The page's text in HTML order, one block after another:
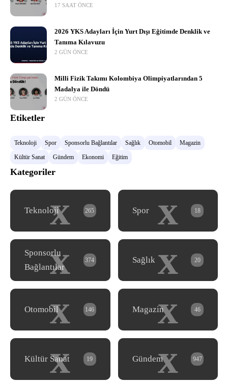
17 SAAT ÖNCE
2026 YKS Adayları İçin Yurt Dışı Eğitimde Denklik ve
Tanıma Kılavuzu
2 GÜN ÖNCE
Milli Fizik Takımı Kolombiya Olimpiyatlarından 5
Madalya ile Döndü
2 GÜN ÖNCE
Etiketler
Teknoloji Spor Sponsorlu Bağlantılar Sağlık Otomobil
Magazin
Kültür Sanat
Gündem Ekonomi Eğitim
Kategoriler
x
Teknoloji 265 x
Spor 18
x
Sponsorlu
Bağlantılar
374 x
Sağlık 20
x
Otomobil 146 x
Magazin 46
x
Kültür Sanat 19 x
Gündem 947